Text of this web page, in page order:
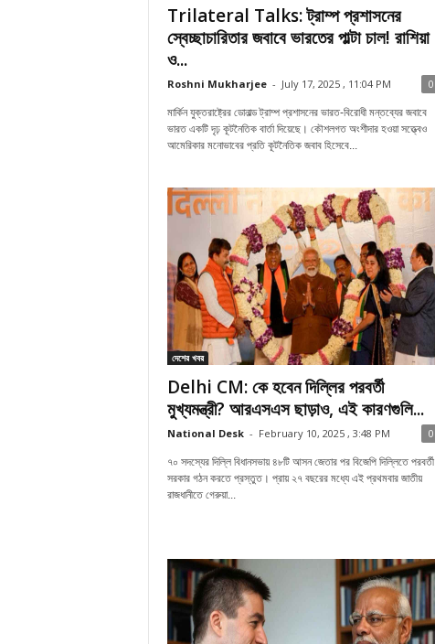
Trilateral Talks: ট্রাম্প প্রশাসনের
স্বেচ্ছাচারিতার জবাবে ভারতের পাল্টা চাল! রাশিয়া
ও...
Roshni Mukharjee - July 17, 2025 , 11:04 PM 0
মার্কিন যুক্তরাষ্ট্রের ডোনাল্ড ট্রাম্প প্রশাসনের ভারত-বিরোধী মন্তব্যের জবাবে
ভারত একটি দৃঢ় কূটনৈতিক বার্তা দিয়েছে। কৌশলগত অংশীদার হওয়া সত্ত্বেও
আমেরিকার মনোভাবের প্রতি কূটনৈতিক জবাব হিসেবে...
দেশের খবর
Delhi CM: কে হবেন দিল্লির পরবর্তী
মুখ্যমন্ত্রী? আরএসএস ছাড়াও, এই কারণগুলি...
National Desk - February 10, 2025 , 3:48 PM 0
৭০ সদস্যের দিল্লি বিধানসভায় ৪৮টি আসন জেতার পর বিজেপি দিল্লিতে পরবর্তী
সরকার গঠন করতে প্রস্তুত। প্রায় ২৭ বছরের মধ্যে এই প্রথমবার জাতীয়
রাজধানীতে গেরুয়া...